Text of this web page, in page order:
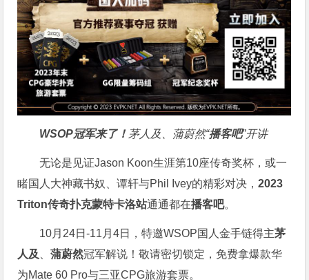
WSOP冠军来了！ 茅人及、蒲蔚然“播客吧”开讲
无论是见证Jason Koon生涯第10座传奇奖杯，或一
睹国人大神藏书奴、谭轩与Phil Ivey的精彩对决，2023
Triton传奇扑克蒙特卡洛站通通都在播客吧。
10月24日-11月4日，特邀WSOP国人金手链得主茅
人及
、蒲蔚然冠军解说！敬请密切锁定，免费拿爆款华
为Mate 60 Pro与三亚CPG旅游套票。